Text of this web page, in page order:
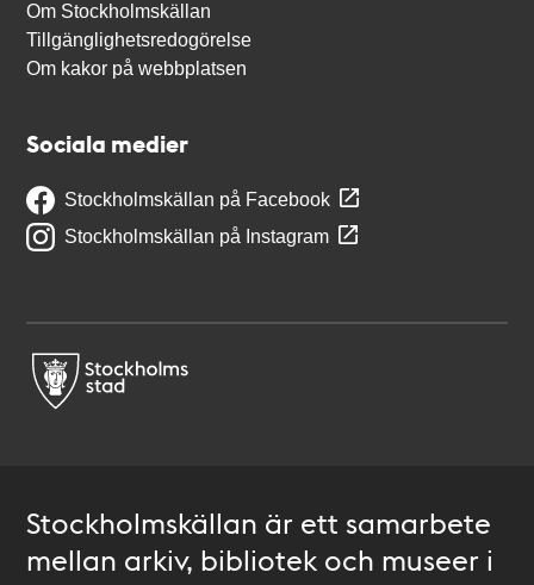
Om Stockholmskällan
Tillgänglighetsredogörelse
Om kakor på webbplatsen
Sociala medier
Stockholmskällan på Facebook
Stockholmskällan på Instagram
Stockholmskällan är ett samarbete
mellan arkiv, bibliotek och museer i